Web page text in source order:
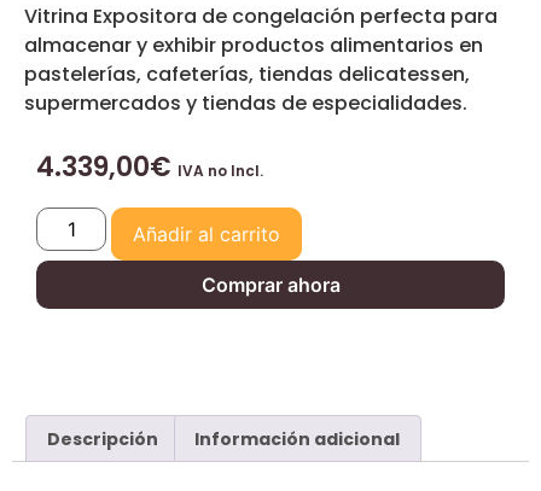
Vitrina Expositora de congelación perfecta para
almacenar y exhibir productos alimentarios en
pastelerías, cafeterías, tiendas delicatessen,
supermercados y tiendas de especialidades.
4.339,00€ IVA no Incl.
Añadir al carrito
Comprar ahora
Descripción Información adicional